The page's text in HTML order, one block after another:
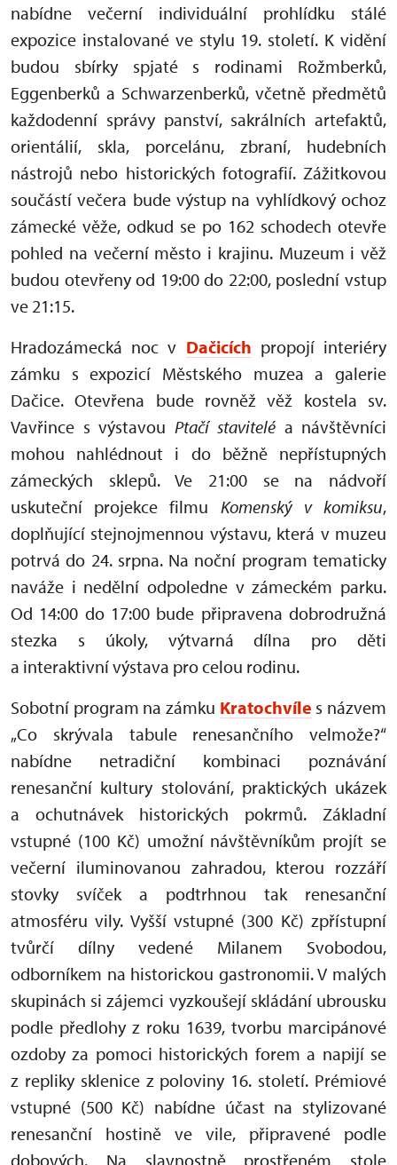
nabídne večerní individuální prohlídku stálé
expozice instalované ve stylu 19. století. K vidění
budou sbírky spjaté s rodinami Rožmberků,
Eggenberků a Schwarzenberků, včetně předmětů
každodenní správy panství, sakrálních artefaktů,
orientálií, skla, porcelánu, zbraní, hudebních
nástrojů nebo historických fotografií. Zážitkovou
součástí večera bude výstup na vyhlídkový ochoz
zámecké věže, odkud se po 162 schodech otevře
pohled na večerní město i krajinu. Muzeum i věž
budou otevřeny od 19:00 do 22:00, poslední vstup
ve 21:15.
Hradozámecká noc v Dačicích propojí interiéry
zámku s expozicí Městského muzea a galerie
Dačice. Otevřena bude rovněž věž kostela sv.
Vavřince s výstavou Ptačí stavitelé a návštěvníci
mohou nahlédnout i do běžně nepřístupných
zámeckých sklepů. Ve 21:00 se na nádvoří
uskuteční projekce filmu Komenský v komiksu,
doplňující stejnojmennou výstavu, která v muzeu
potrvá do 24. srpna. Na noční program tematicky
naváže i nedělní odpoledne v zámeckém parku.
Od 14:00 do 17:00 bude připravena dobrodružná
stezka s úkoly, výtvarná dílna pro děti
a interaktivní výstava pro celou rodinu.
Sobotní program na zámku Kratochvíle s názvem
„Co skrývala tabule renesančního velmože?“
nabídne netradiční kombinaci poznávání
renesanční kultury stolování, praktických ukázek
a ochutnávek historických pokrmů. Základní
vstupné (100 Kč) umožní návštěvníkům projít se
večerní iluminovanou zahradou, kterou rozzáří
stovky svíček a podtrhnou tak renesanční
atmosféru vily. Vyšší vstupné (300 Kč) zpřístupní
tvůrčí dílny vedené Milanem Svobodou,
odborníkem na historickou gastronomii. V malých
skupinách si zájemci vyzkoušejí skládání ubrousku
podle předlohy z roku 1639, tvorbu marcipánové
ozdoby za pomoci historických forem a napijí se
z repliky sklenice z poloviny 16. století. Prémiové
vstupné (500 Kč) nabídne účast na stylizované
renesanční hostině ve vile, připravené podle
dobových. Na slavnostně prostřeném stole